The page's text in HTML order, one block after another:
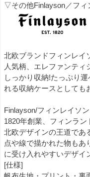
▽その他Finlayson／フィ
北欧ブランドフィンレイ
人気柄、エレファンティ
しっかり収納!たっぷり
れる収納ケースとしても
Finlayson/フィンレイソン
1820年創業、フィンラン
北欧デザインの王道であ
点や線で描かれた物もあ
に受け入れやすいデザイ
[仕様]